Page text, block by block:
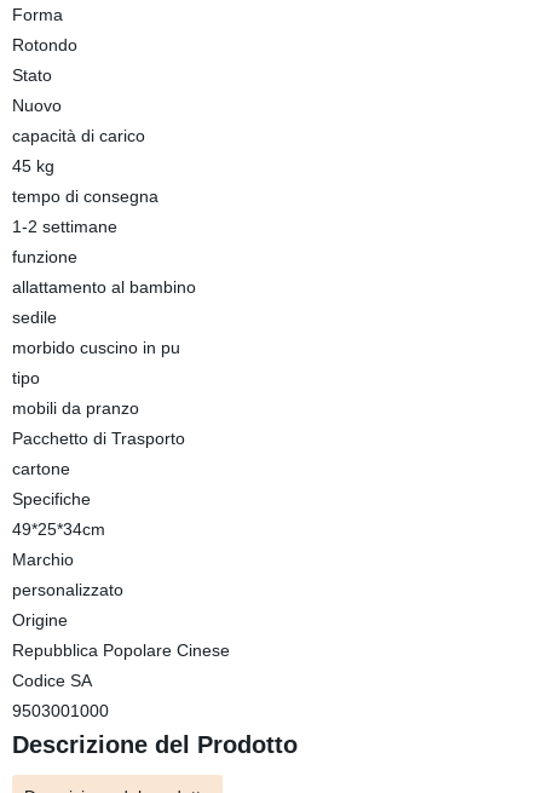
Forma
Rotondo
Stato
Nuovo
capacità di carico
45 kg
tempo di consegna
1-2 settimane
funzione
allattamento al bambino
sedile
morbido cuscino in pu
tipo
mobili da pranzo
Pacchetto di Trasporto
cartone
Specifiche
49*25*34cm
Marchio
personalizzato
Origine
Repubblica Popolare Cinese
Codice SA
9503001000
Descrizione del Prodotto